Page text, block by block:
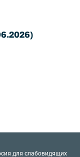
для слабовидящих